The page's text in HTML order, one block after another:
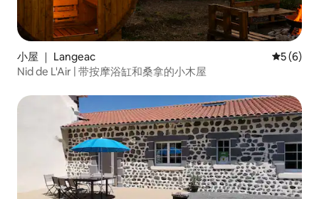
小屋 ｜ Langeac 平均评分
5 (6)
Nid de L'Air | 带按摩浴缸和桑拿的小木屋